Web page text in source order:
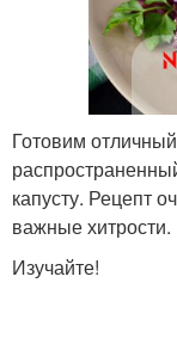
Готовим
капусту. Рецепт
важные хитрости.
Изучайте!